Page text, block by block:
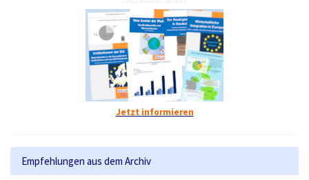
Jetzt informieren
Empfehlungen aus dem Archiv